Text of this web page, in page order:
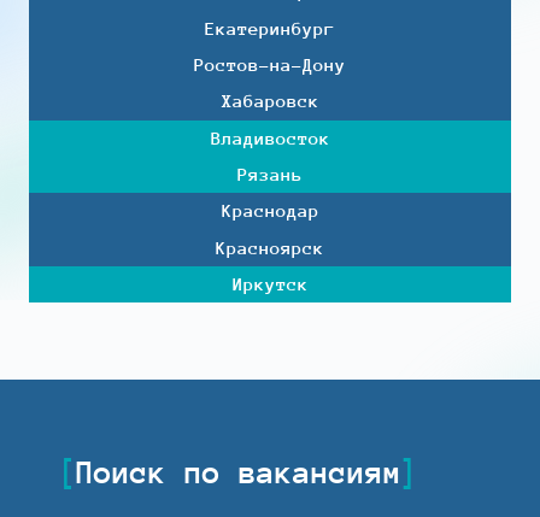
Екатеринбург
Ростов-на-Дону
Хабаровск
Владивосток
Рязань
Краснодар
Красноярск
Иркутск
Поиск по вакансиям